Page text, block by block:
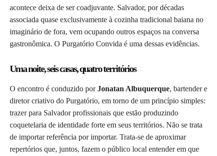
acontece deixa de ser coadjuvante. Salvador, por décadas
associada quase exclusivamente à cozinha tradicional baiana no
imaginário de fora, vem ocupando outros espaços na conversa
gastronômica. O Purgatório Convida é uma dessas evidências.
Uma noite, seis casas, quatro territórios
O encontro é conduzido porJonatan Albuquerque, bartender e
diretor criativo do Purgatório, em torno de um princípio simples:
trazer para Salvador profissionais que estão produzindo
coquetelaria de identidade forte em seus territórios. Não se trata
de importar referência por importar. Trata-se de aproximar
repertórios que, juntos, fazem o público local entender em que